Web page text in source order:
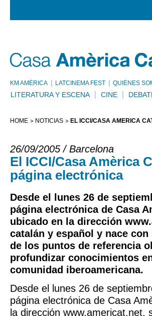
KM AMÈRICA LATCINEMA FEST QUIÉNES
LITERATURA Y ESCENA CINE
HOME NOTICIAS EL ICCI/CASA AMÈRICA
26/09/2005 / Barcelona
El ICCI/Casa Amèrica
página electrónica
Desde el lunes 26 de
página electrónica de Casa
ubicado en la dirección
catalán y español y nace
de los puntos de referencia
profundizar conocimientos
comunidad iberoamericana.
Desde el lunes 26 de
página electrónica de Casa
la dirección